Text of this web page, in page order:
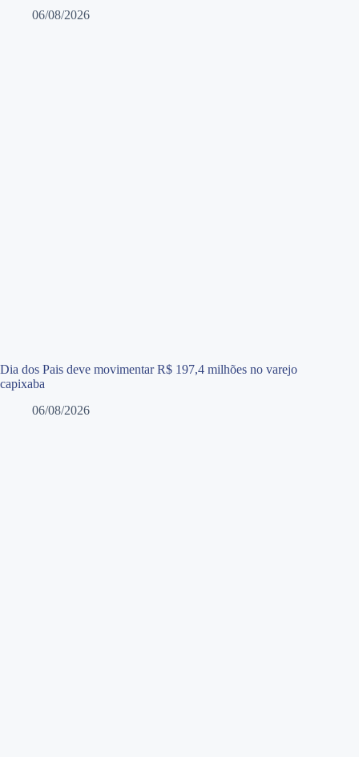
06/08/2026
Dia dos Pais deve movimentar R$ 197,4 milhões no varejo
capixaba
06/08/2026